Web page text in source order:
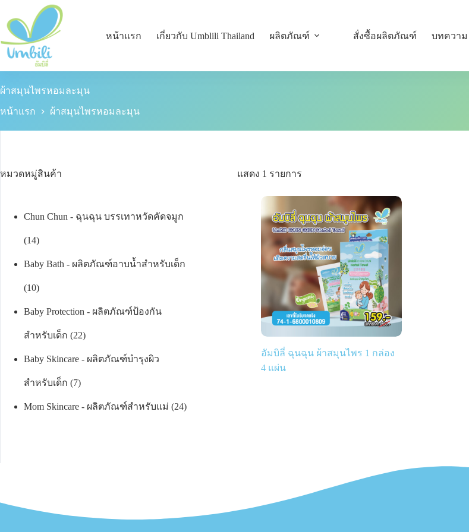
หน้าแรก เกี่ยวกับ Umblili Thailand ผลิตภัณฑ์ สั่งซื้อผลิตภัณฑ์ บทความ
ผ้าสมุนไพรหอมละมุน
หน้าแรก ผ้าสมุนไพรหอมละมุน
แสดง 1 รายการ
อัมบิลี่ ฉุนฉุน ผ้าสมุนไพร 1 กล่อง
4 แผ่น
หมวดหมู่สินค้า
Chun Chun - ฉุนฉุน บรรเทาหวัดคัดจมูก
14
Baby Bath - ผลิตภัณฑ์อาบน้ำสำหรับเด็ก
10
Baby Protection - ผลิตภัณฑ์ป้องกัน
สำหรับเด็ก 22
Baby Skincare - ผลิตภัณฑ์บำรุงผิว
สำหรับเด็ก 7
Mom Skincare - ผลิตภัณฑ์สำหรับแม่ 24